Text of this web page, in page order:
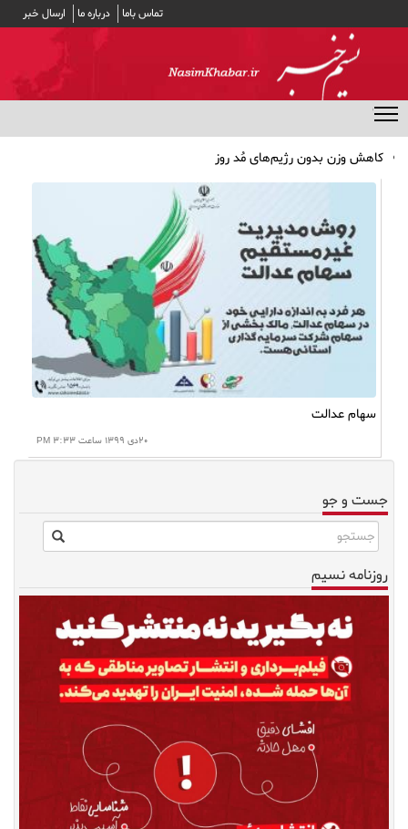
تماس باما درباره ما ارسال خبر
کاهش وزن بدون رژیم‌های مُد روز
پرداخت وام ضروری ۳۰ میلیون تومانی به حساب ۵۱ هزار بازنشسته
مشارکت ۱۹ بانک در توزیع سود سهام عدالت
بهترین انتخاب‌ها برای تغذیه سالم در طولانی‌ترین شب سال
اثر داروی فشار خون در جلوگیری از صرع
سهام عدالت
۲۰دی ۱۳۹۹ ساعت ۳:۳۳ PM
جست و جو
روزنامه نسیم